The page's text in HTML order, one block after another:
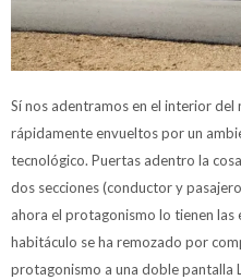
Sí nos adentramos en el interior
rápidamente envueltos por un
tecnológico. Puertas adentro la
dos secciones (conductor y
ahora el protagonismo lo tienen las
habitáculo se ha remozado por
protagonismo a una doble pantalla